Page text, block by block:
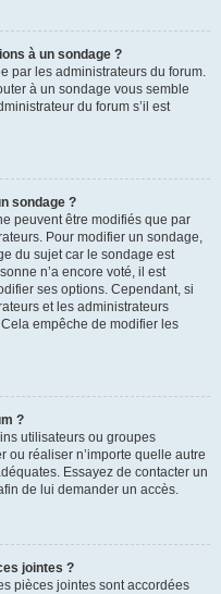
à un sondage ?
par les administrateurs du forum.
à un sondage vous semble
du forum s’il est
sondage ?
peuvent être modifiés que par
Pour modifier un sondage,
du sujet car le sondage est
n’a encore voté, il est
ses options. Cependant, si
et les administrateurs
empêche de modifier les
?
utilisateurs ou groupes
ou réaliser n’importe quelle autre
Essayez de contacter un
de lui demander un accès.
jointes ?
pièces jointes sont accordées